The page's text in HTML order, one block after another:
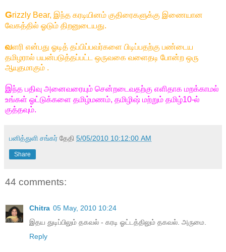
Grizzly Bear, இந்த கரடியினம் குதிரைகளுக்கு இணையான
வேகத்தில் ஓடும் திறனுடையது.
வளரி என்பது ஓடித் தப்பிப்பவர்களை பிடிப்பதற்கு பண்டைய
தமிழரால் பயன்படுத்தப்பட்ட ஒருவகை வளைதடி போன்ற ஒரு
ஆயுதமாகும் .
இந்த பதிவு அனைவரையும் சென்றடைவதற்கு எளிதாக மறக்காமல்
உங்கள் ஓட்டுக்களை தமிழ்மணம், தமிழிஷ் மற்றும் தமிழ்10-ல்
குத்தவும்.
பனித்துளி சங்கர் தேதி 5/05/2010 10:12:00 AM
Share
44 comments:
Chitra 05 May, 2010 10:24
இதய துடிப்பிலும் தகவல் - கரடி ஓட்டத்திலும் தகவல். அருமை.
Reply